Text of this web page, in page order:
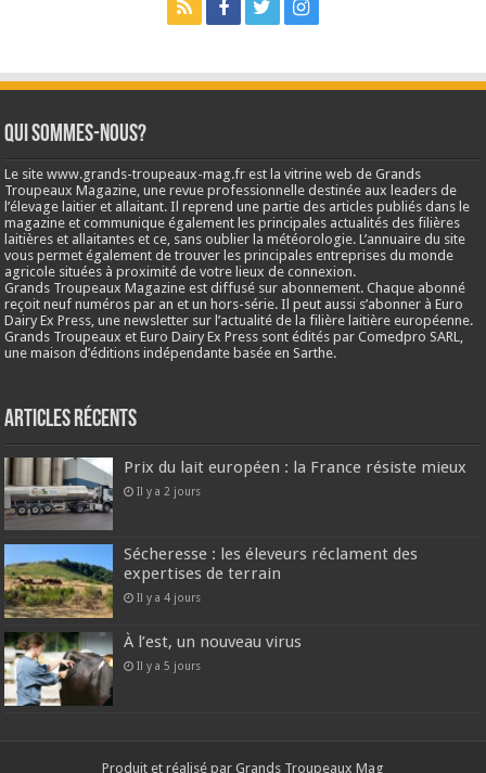
Qui sommes-nous?
Le site www.grands-troupeaux-mag.fr est la vitrine web de Grands
Troupeaux Magazine, une revue professionnelle destinée aux leaders de
l’élevage laitier et allaitant. Il reprend une partie des articles publiés dans le
magazine et communique également les principales actualités des filières
laitières et allaitantes et ce, sans oublier la météorologie. L’annuaire du site
vous permet également de trouver les principales entreprises du monde
agricole situées à proximité de votre lieux de connexion.
Grands Troupeaux Magazine est diffusé sur abonnement. Chaque abonné
reçoit neuf numéros par an et un hors-série. Il peut aussi s’abonner à Euro
Dairy Ex Press, une newsletter sur l’actualité de la filière laitière européenne.
Grands Troupeaux et Euro Dairy Ex Press sont édités par Comedpro SARL,
une maison d’éditions indépendante basée en Sarthe.
Articles récents
Prix du lait européen : la France résiste mieux
Il y a 2 jours
Sécheresse : les éleveurs réclament des
expertises de terrain
Il y a 4 jours
À l’est, un nouveau virus
Il y a 5 jours
Produit et réalisé par Grands Troupeaux Mag